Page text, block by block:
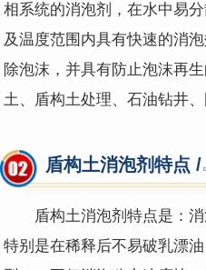
相系统的消泡剂，在水中易
及温度范围内具有快速的消
除泡沫，并具有防止泡沫再
土、盾构土处理、石油钻井、
盾构土消泡剂特点 /
盾构土消泡剂特点是：消
特别是在稀释后不易破乳漂